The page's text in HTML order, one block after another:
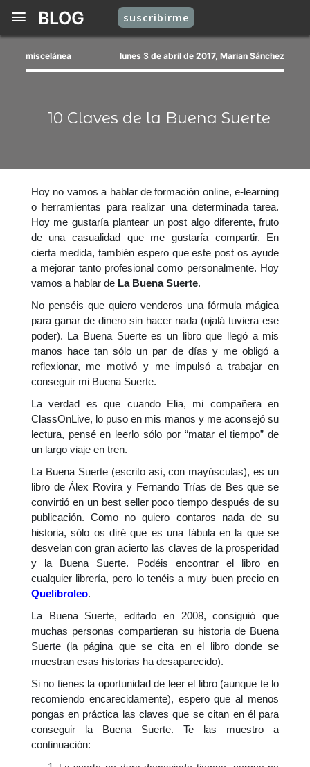
BLOG suscribirme
miscelánea lunes 3 de abril de 2017, Marian Sánchez
10 Claves de la Buena Suerte
Hoy no vamos a hablar de formación online, e-learning
o herramientas para realizar una determinada tarea.
Hoy me gustaría plantear un post algo diferente, fruto
de una casualidad que me gustaría compartir. En
cierta medida, también espero que este post os ayude
a mejorar tanto profesional como personalmente. Hoy
vamos a hablar de La Buena Suerte.
No penséis que quiero venderos una fórmula mágica
para ganar de dinero sin hacer nada (ojalá tuviera ese
poder). La Buena Suerte es un libro que llegó a mis
manos hace tan sólo un par de días y me obligó a
reflexionar, me motivó y me impulsó a trabajar en
conseguir mi Buena Suerte.
La verdad es que cuando Elia, mi compañera en
ClassOnLive, lo puso en mis manos y me aconsejó su
lectura, pensé en leerlo sólo por “matar el tiempo” de
un largo viaje en tren.
La Buena Suerte (escrito así, con mayúsculas), es un
libro de Álex Rovira y Fernando Trías de Bes que se
convirtió en un best seller poco tiempo después de su
publicación. Como no quiero contaros nada de su
historia, sólo os diré que es una fábula en la que se
desvelan con gran acierto las claves de la prosperidad
y la Buena Suerte. Podéis encontrar el libro en
cualquier librería, pero lo tenéis a muy buen precio en
Quelibroleo.
La Buena Suerte, editado en 2008, consiguió que
muchas personas compartieran su historia de Buena
Suerte (la página que se cita en el libro donde se
muestran esas historias ha desaparecido).
Si no tienes la oportunidad de leer el libro (aunque te lo
recomiendo encarecidamente), espero que al menos
pongas en práctica las claves que se citan en él para
conseguir la Buena Suerte. Te las muestro a
continuación: